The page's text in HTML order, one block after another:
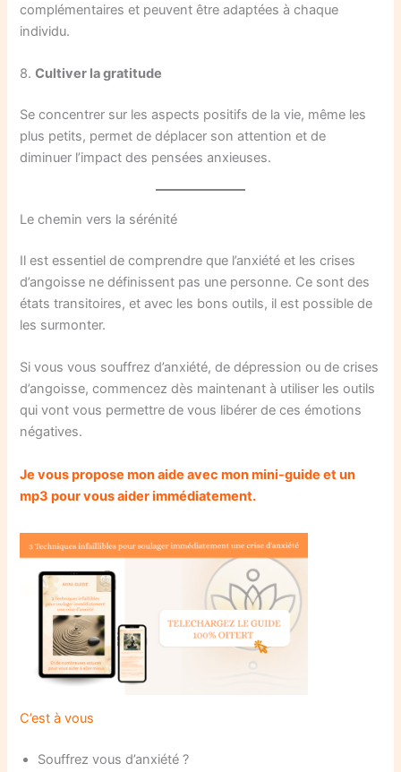
complémentaires et peuvent être adaptées à chaque
individu.
8.Cultiver la gratitude
Se concentrer sur les aspects positifs de la vie, même les
plus petits, permet de déplacer son attention et de
diminuer l’impact des pensées anxieuses.
Le chemin vers la sérénité
Il est essentiel de comprendre que l’anxiété et les crises
d’angoisse ne définissent pas une personne. Ce sont des
états transitoires, et avec les bons outils, il est possible de
les surmonter.
Si vous vous souffrez d’anxiété, de dépression ou de crises
d’angoisse, commencez dès maintenant à utiliser les outils
qui vont vous permettre de vous libérer de ces émotions
négatives.
Je vous propose mon aide avec mon mini-guide et un
mp3 pour vous aider immédiatement.
C’est à vous
Souffrez vous d’anxiété ?